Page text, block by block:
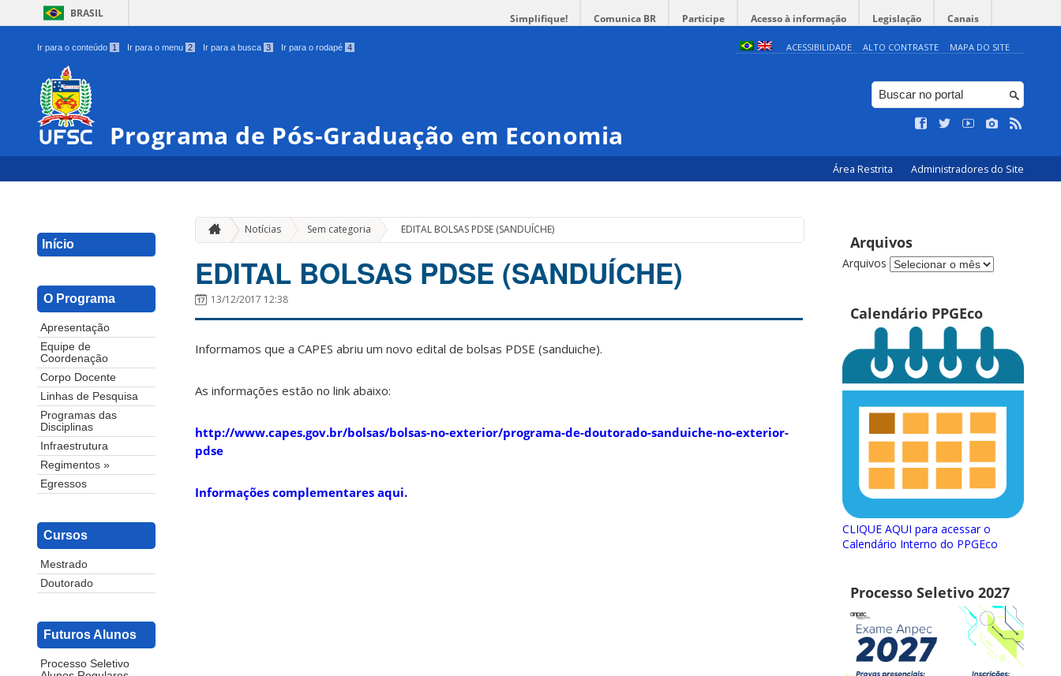
BRASIL Simplifique! Comunica BR Participe Acesso à informação Legislação Canais
Ir para o conteúdo 1 Ir para o menu 2 Ir para a busca 3 Ir para o rodapé 4 ACESSIBILIDADE ALTO CONTRASTE MAPA DO SITE
Programa de Pós-Graduação em Economia
Área Restrita Administradores do Site
Início
O Programa
Apresentação
Equipe de
Coordenação
Corpo Docente
Linhas de Pesquisa
Programas das
Disciplinas
Infraestrutura
Regimentos »
Egressos
Cursos
Mestrado
Doutorado
Futuros Alunos
Processo Seletivo
Notícias Sem categoria » EDITAL BOLSAS PDSE (SANDUÍCHE)
EDITAL BOLSAS PDSE (SANDUÍCHE)
13/12/2017 12:38
Informamos que a CAPES abriu um novo edital de bolsas PDSE (sanduiche).
As informações estão no link abaixo:
http://www.capes.gov.br/bolsas/bolsas-no-exterior/programa-de-doutorado-sanduiche-no-exterior-
pdse
Informações complementares aqui.
Arquivos
Arquivos
Calendário PPGEco
CLIQUE AQUI para acessar o
Calendário Interno do PPGEco
Processo Seletivo 2027